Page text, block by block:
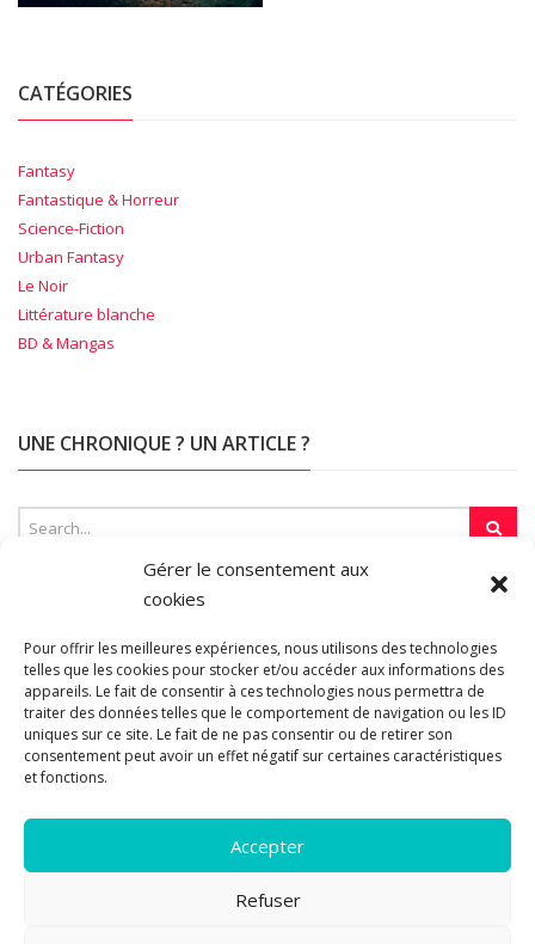
Gérer le consentement aux
cookies
Pour offrir les meilleures expériences, nous utilisons des technologies
telles que les cookies pour stocker et/ou accéder aux informations des
appareils. Le fait de consentir à ces technologies nous permettra de
traiter des données telles que le comportement de navigation ou les ID
uniques sur ce site. Le fait de ne pas consentir ou de retirer son
consentement peut avoir un effet négatif sur certaines caractéristiques
et fonctions.
Accepter
Refuser
CATÉGORIES
Fantasy
Fantastique & Horreur
Science-Fiction
Urban Fantasy
Le Noir
Littérature blanche
BD & Mangas
UNE CHRONIQUE ? UN ARTICLE ?
SUR LA TOILE…
Blogroll